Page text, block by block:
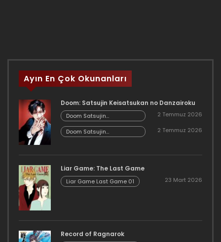
Ayın En Çok Okunanları
Doom: Satsujin Keisatsukan no Danzairoku
Doom Satsujin
Keisatsukan no
Danzairoku 06.02
2 Temmuz 2026
Doom Satsujin
Keisatsukan no
2 Temmuz 2026
Liar Game: The Last Game
Liar Game Last Game 01 23 Mart 2026
Record of Ragnarok